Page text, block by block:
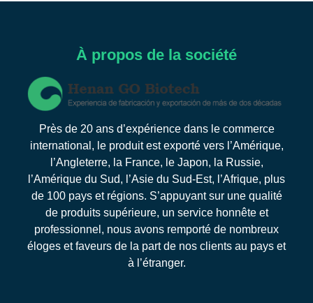
À propos de la société
Près de 20 ans d’expérience dans le commerce
international, le produit est exporté vers l’Amérique,
l’Angleterre, la France, le Japon, la Russie,
l’Amérique du Sud, l’Asie du Sud-Est, l’Afrique, plus
de 100 pays et régions. S’appuyant sur une qualité
de produits supérieure, un service honnête et
professionnel, nous avons remporté de nombreux
éloges et faveurs de la part de nos clients au pays et
à l’étranger.